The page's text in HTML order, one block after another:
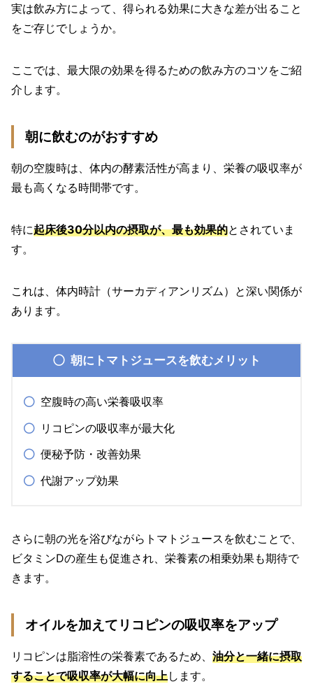
実は飲み方によって、得られる効果に大きな差が出ること
をご存じでしょうか。
ここでは、最大限の効果を得るための飲み方のコツをご紹
介します。
朝に飲むのがおすすめ
朝の空腹時は、体内の酵素活性が高まり、栄養の吸収率が
最も高くなる時間帯です。
特に起床後30分以内の摂取が、最も効果的とされていま
す。
これは、体内時計（サーカディアンリズム）と深い関係が
あります。
朝にトマトジュースを飲むメリット
空腹時の高い栄養吸収率
リコピンの吸収率が最大化
便秘予防・改善効果
代謝アップ効果
さらに朝の光を浴びながらトマトジュースを飲むことで、
ビタミンDの産生も促進され、栄養素の相乗効果も期待で
きます。
オイルを加えてリコピンの吸収率をアップ
リコピンは脂溶性の栄養素であるため、 油分と一緒に摂取
することで吸収率が大幅に向上します。